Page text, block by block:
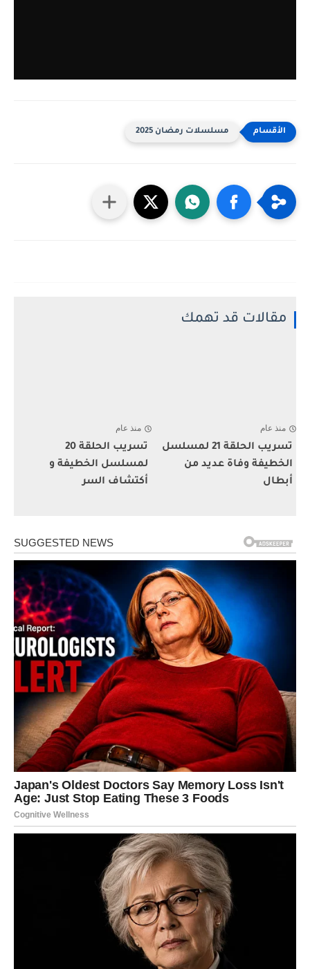
مسلسلات رمضان 2025
مقالات قد تهمك
منذ عام
تسريب الحلقة 21 لمسلسل
الخطيفة وفاة عديد من
أبطال
منذ عام
تسريب الحلقة 20
لمسلسل الخطيفة و
أكتشاف السر